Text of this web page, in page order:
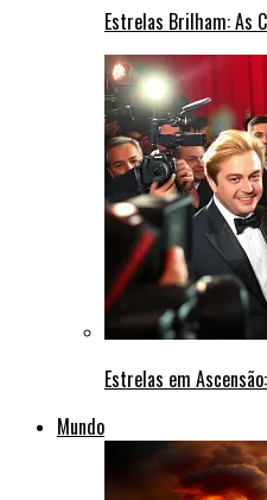
Estrelas Brilham: As
Estrelas em
Mundo